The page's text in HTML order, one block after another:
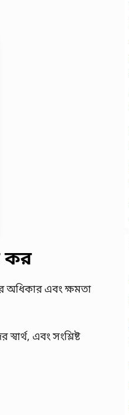
কর
অধিকার এবং ক্ষমতা
এবং সংশ্লিষ্ট